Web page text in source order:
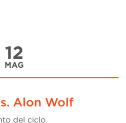
12
MAG
Alon Wolf
del ciclo